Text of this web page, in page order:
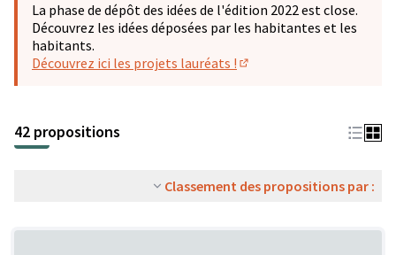
La phase de dépôt des idées de l'édition 2022 est close.
Découvrez les idées déposées par les habitantes et les
habitants.
Découvrez ici les projets lauréats !
42 propositions
Classement des propositions par :